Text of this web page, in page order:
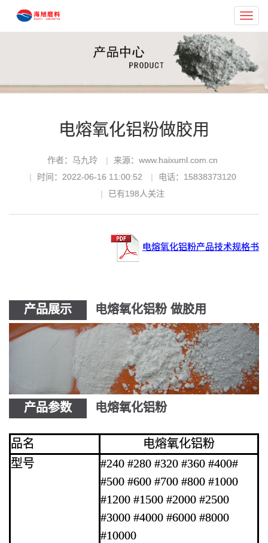
电熔氧化铝粉做胶用
作者：马九玲
来源：www.haixuml.com.cn
时间：2022-06-16 11:00:52
电话：15838373120
已有198人关注
电熔氧化铝粉产品技术规格书
产品展示 电熔氧化铝粉 做胶用
产品参数 电熔氧化铝粉
品名
电熔氧化铝粉
型号
#240 #280 #320 #360 #400#
#500 #600 #700 #800 #1000
#1200 #1500 #2000 #2500
#3000 #4000 #6000 #8000
#10000